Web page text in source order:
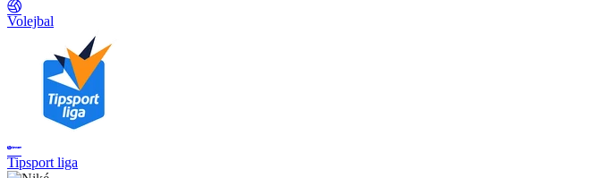
Volejbal
Tipsport liga